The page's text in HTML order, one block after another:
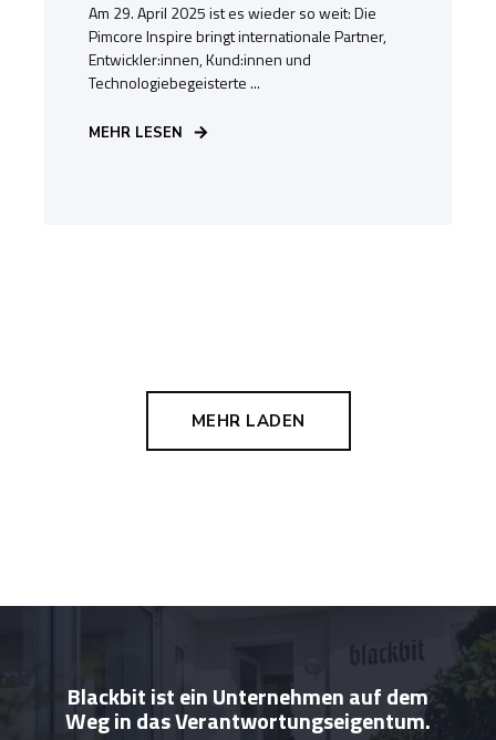
Am 29. April 2025 ist es wieder so weit: Die
Pimcore Inspire bringt internationale Partner,
Entwickler:innen, Kund:innen und
Technologiebegeisterte ...
MEHR LESEN
MEHR LADEN
Blackbit ist ein Unternehmen auf dem
Weg in das Verantwortungseigentum.